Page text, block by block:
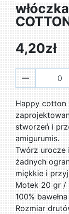
4,20zł
Happy cotton
stworzeń i
amigurumis.
Twórz urocze
żadnych
miękkie i
Motek 20 gr /
100% bawełna
Rozmiar